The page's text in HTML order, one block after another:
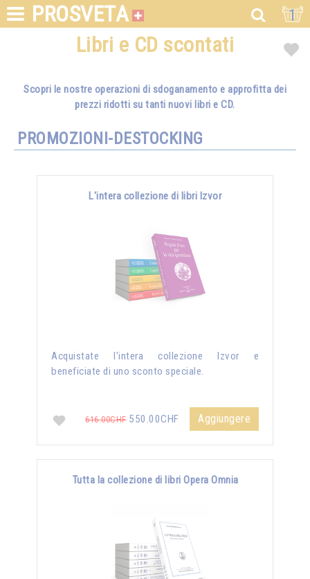
PROSVETA 1
Libri e CD scontati
Scopri le nostre operazioni di sdoganamento e approfitta dei
prezzi ridotti su tanti nuovi libri e CD.
PROMOZIONI-DESTOCKING
L'intera collezione di libri Izvor
Acquistate l'intera collezione Izvor e
beneficiate di uno sconto speciale.
616.00CHF550.00CHF Aggiungere
Tutta la collezione di libri Opera Omnia